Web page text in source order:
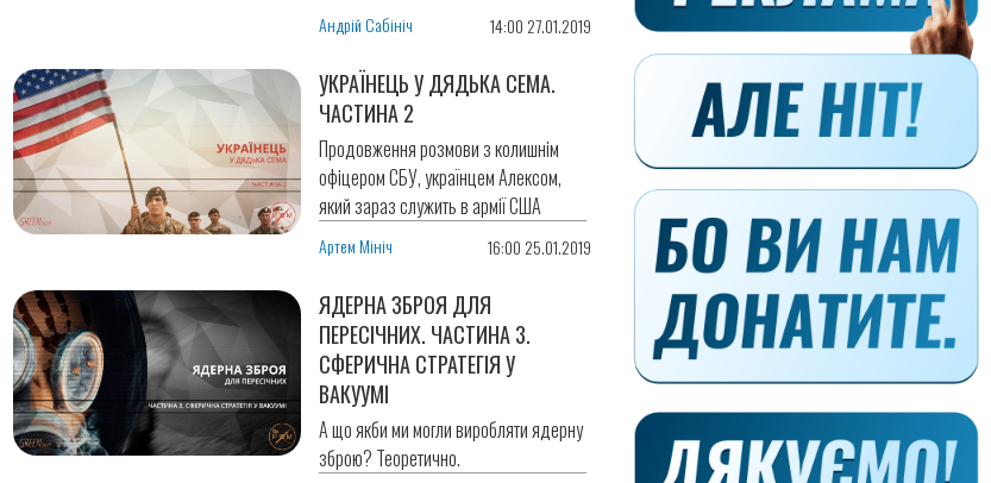
Андрій Сабініч 14:00 27.01.2019
УКРАЇНЕЦЬ У ДЯДЬКА СЕМА.
ЧАСТИНА 2
Продовження розмови з колишнім
офіцером СБУ, українцем Алексом,
який зараз служить в армії США
Артем Мініч 16:00 25.01.2019
ЯДЕРНА ЗБРОЯ ДЛЯ
ПЕРЕСІЧНИХ. ЧАСТИНА 3.
СФЕРИЧНА СТРАТЕГІЯ У
ВАКУУМІ
А що якби ми могли виробляти ядерну
зброю? Теоретично.